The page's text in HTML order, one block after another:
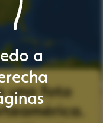
una foto
a